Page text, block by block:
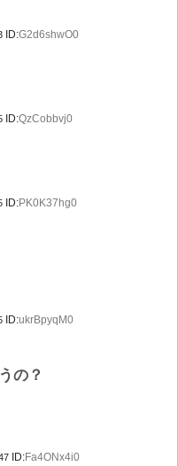
ID:G2d6shwO0
ID:QzCobbvj0
ID:PK0K37hg0
ID:ukrBpyqM0
の？
ID:Fa4ONx4i0